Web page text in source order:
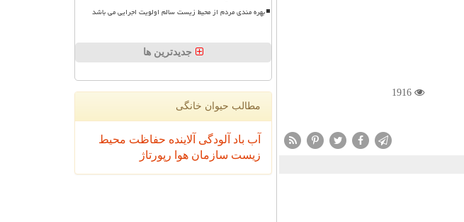
1916
بهره مندی مردم از محیط زیست سالم اولویت اجرایی می باشد
جدیدترین ها
مطالب حیوان خانگی
آب باد آلودگی آلاینده حفاظت محیط
زیست سازمان هوا رپورتاژ